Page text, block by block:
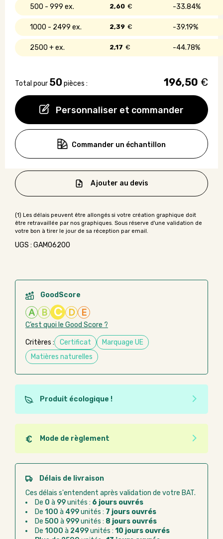
Personnaliser et commander
500 - 999 33.84%
2,60 €
1000 - 2499 39.19%
2,39 €
2500 + 44.78%
2,17 €
Total pour 50 pièces : 196,50 €
Commander un échantillon
Ajouter au devis
UGS : GAMO6200
GoodScore
A B C D E
C’est quoi le Good Score ?
Critères : Certificat
Marquage UE
Matières naturelles
Produit écologique !
Ce produit est éco-conçu, il a été fabriqué à partir de
matériaux recyclés ou recyclables. Ces produits
peuvent plus facilement obtenir une seconde vie
après utilisation. L'origine de fabrication du produit
n'entre pas dans les critères d'éco-conception.
Mode de règlement
Quel que soit le mode de règlement, vous pouvez
passer commande en ligne sur Good Act.
Paiement CB :paiement sécurisé par carte
Virement bancaire :règlement sur facture
après la commande
Chorus Pro :règlement par mandat
administratif après la commande
Délais de livraison
Ces délais s'entendent après validation de votre BAT.
De 0 à 99unités : 6 jours ouvrés
De 100 à 499unités : 7 jours ouvrés
De 500 à 999unités : 8 jours ouvrés
De 1000 à 2499unités : 10 jours ouvrés